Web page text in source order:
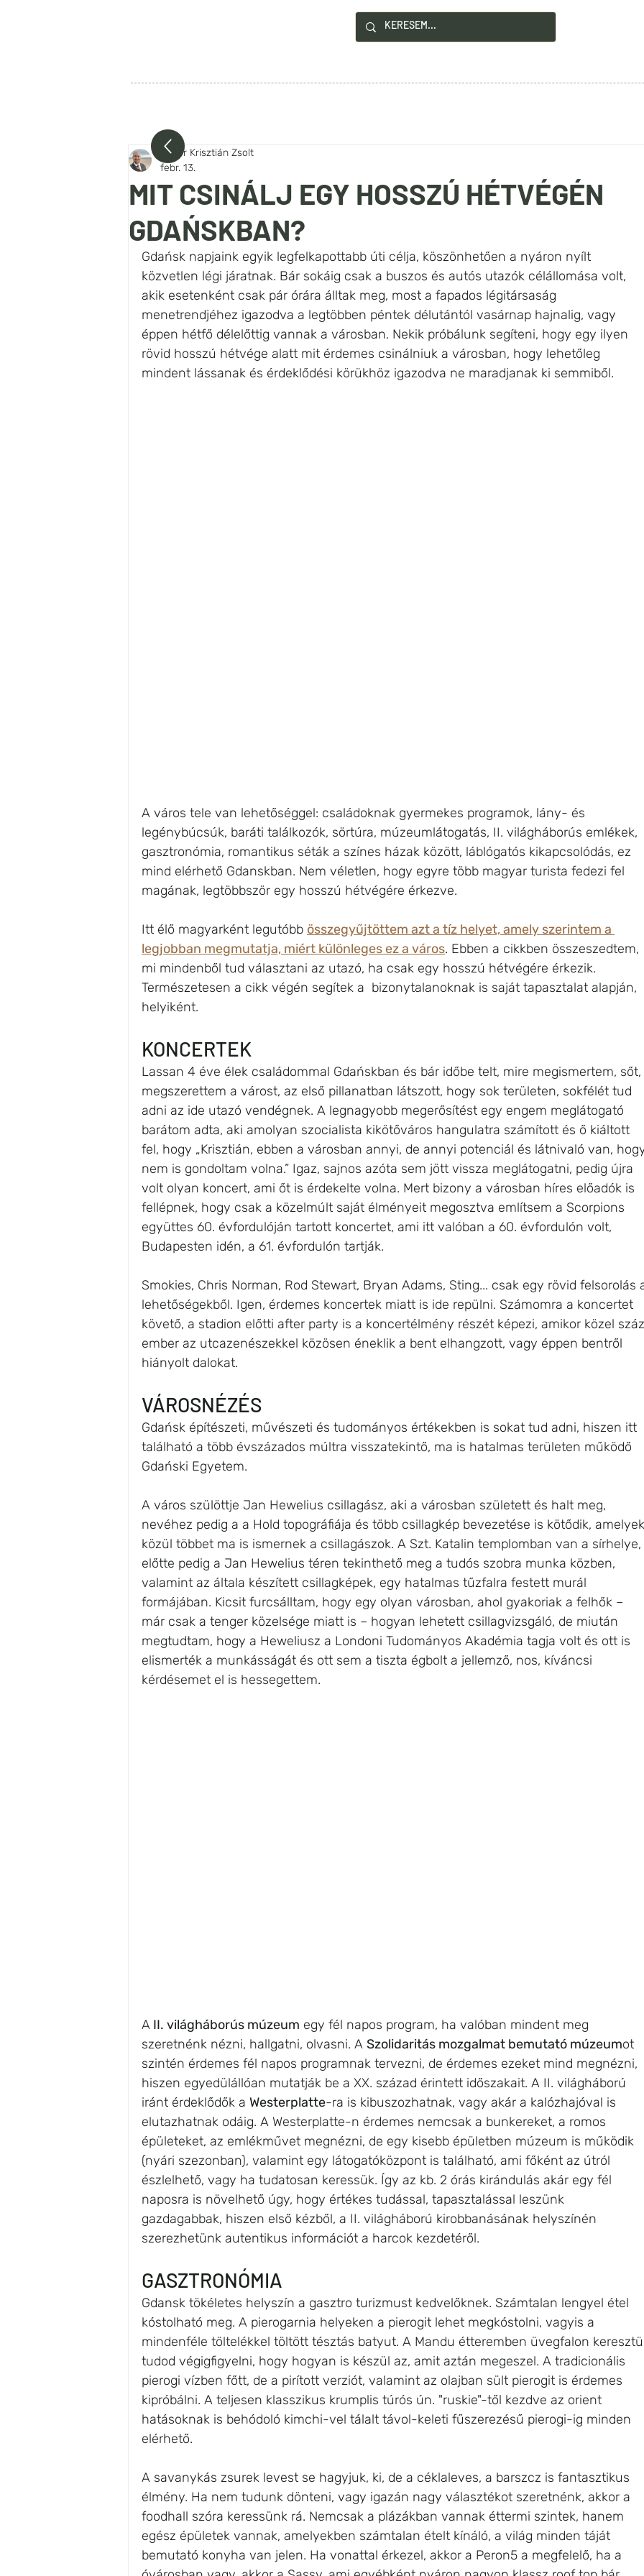
MIT CSINÁLJ EGY HOSSZÚ HÉTVÉGÉN
GDAŃSKBAN?
Fehér Krisztián Zsolt
febr. 13.
Gdańsk napjaink egyik legfelkapottabb úti célja, köszönhetően a nyáron nyílt
közvetlen légi járatnak. Bár sokáig csak a buszos és autós utazók célállomása volt,
akik esetenként csak pár órára álltak meg, most a fapados légitársaság
menetrendjéhez igazodva a legtöbben péntek délutántól vasárnap hajnalig, vagy
éppen hétfő délelőttig vannak a városban. Nekik próbálunk segíteni, hogy egy ilyen
rövid hosszú hétvége alatt mit érdemes csinálniuk a városban, hogy lehetőleg
mindent lássanak és érdeklődési körükhöz igazodva ne maradjanak ki semmiből.
A város tele van lehetőséggel: családoknak gyermekes programok, lány- és
legénybúcsúk, baráti találkozók, sörtúra, múzeumlátogatás, II. világháborús emlékek,
gasztronómia, romantikus séták a színes házak között, láblógatós kikapcsolódás, ez
mind elérhető Gdanskban. Nem véletlen, hogy egyre több magyar turista fedezi fel
magának, legtöbbször egy hosszú hétvégére érkezve.
Itt élő magyarként legutóbb összegyűjtöttem azt a tíz helyet, amely szerintem a
legjobban megmutatja, miért különleges ez a város. Ebben a cikkben összeszedtem,
mi mindenből tud választani az utazó, ha csak egy hosszú hétvégére érkezik.
Természetesen a cikk végén segítek a  bizonytalanoknak is saját tapasztalat alapján,
helyiként.
KONCERTEK
Lassan 4 éve élek családommal Gdańskban és bár időbe telt, mire megismertem, sőt,
megszerettem a várost, az első pillanatban látszott, hogy sok területen, sokfélét tud
adni az ide utazó vendégnek. A legnagyobb megerősítést egy engem meglátogató
barátom adta, aki amolyan szocialista kikötőváros hangulatra számított és ő kiáltott
fel, hogy „Krisztián, ebben a városban annyi, de annyi potenciál és látnivaló van,
nem is gondoltam volna.” Igaz, sajnos azóta sem jött vissza meglátogatni, pedig újra
volt olyan koncert, ami őt is érdekelte volna. Mert bizony a városban híres előadók is
fellépnek, hogy csak a közelmúlt saját élményeit megosztva említsem a Scorpions
együttes 60. évfordulóján tartott koncertet, ami itt valóban a 60. évfordulón volt,
Budapesten idén, a 61. évfordulón tartják.
Smokies, Chris Norman, Rod Stewart, Bryan Adams, Sting... csak egy rövid felsorolás
lehetőségekből. Igen, érdemes koncertek miatt is ide repülni. Számomra a koncertet
követő, a stadion előtti after party is a koncertélmény részét képezi, amikor közel
ember az utcazenészekkel közösen éneklik a bent elhangzott, vagy éppen bentről
hiányolt dalokat.
VÁROSNÉZÉS
Gdańsk építészeti, művészeti és tudományos értékekben is sokat tud adni, hiszen itt
található a több évszázados múltra visszatekintő, ma is hatalmas területen működő
Gdański Egyetem.
A város szülöttje Jan Hewelius csillagász, aki a városban született és halt meg,
nevéhez pedig a a Hold topográfiája és több csillagkép bevezetése is kötődik,
közül többet ma is ismernek a csillagászok. A Szt. Katalin templomban van a sírhelye,
előtte pedig a Jan Hewelius téren tekinthető meg a tudós szobra munka közben,
valamint az általa készített csillagképek, egy hatalmas tűzfalra festett murál
formájában. Kicsit furcsálltam, hogy egy olyan városban, ahol gyakoriak a felhők –
már csak a tenger közelsége miatt is – hogyan lehetett csillagvizsgáló, de miután
megtudtam, hogy a Heweliusz a Londoni Tudományos Akadémia tagja volt és ott is
elismerték a munkásságát és ott sem a tiszta égbolt a jellemző, nos, kíváncsi
kérdésemet el is hessegettem.
A II. világháborús múzeum egy fél napos program, ha valóban mindent meg
szeretnénk nézni, hallgatni, olvasni. A Szolidaritás mozgalmat bemutató múzeumot
szintén érdemes fél napos programnak tervezni, de érdemes ezeket mind megnézni,
hiszen egyedülállóan mutatják be a XX. század érintett időszakait. A II. világháború
iránt érdeklődők a Westerplatte-ra is kibuszozhatnak, vagy akár a kalózhajóval is
elutazhatnak odáig. A Westerplatte-n érdemes nemcsak a bunkereket, a romos
épületeket, az emlékművet megnézni, de egy kisebb épületben múzeum is működik
(nyári szezonban), valamint egy látogatóközpont is található, ami főként az útról
észlelhető, vagy ha tudatosan keressük. Így az kb. 2 órás kirándulás akár egy fél
naposra is növelhető úgy, hogy értékes tudással, tapasztalással leszünk
gazdagabbak, hiszen első kézből, a II. világháború kirobbanásának helyszínén
szerezhetünk autentikus információt a harcok kezdetéről.
GASZTRONÓMIA
Gdansk tökéletes helyszín a gasztro turizmust kedvelőknek. Számtalan lengyel étel
kóstolható meg. A pierogarnia helyeken a pierogit lehet megkóstolni, vagyis a
mindenféle töltelékkel töltött tésztás batyut. A Mandu étteremben üvegfalon
tudod végigfigyelni, hogy hogyan is készül az, amit aztán megeszel. A tradicionális
pierogi vízben főtt, de a pirított verziót, valamint az olajban sült pierogit is érdemes
kipróbálni. A teljesen klasszikus krumplis túrós ún. "ruskie"-től kezdve az orient
hatásoknak is behódoló kimchi-vel tálalt távol-keleti fűszerezésű pierogi-ig minden
elérhető.
A savanykás zsurek levest se hagyjuk, ki, de a céklaleves, a barszcz is fantasztikus
élmény. Ha nem tudunk dönteni, vagy igazán nagy választékot szeretnénk, akkor a
foodhall szóra keressünk rá. Nemcsak a plázákban vannak éttermi szintek, hanem
egész épületek vannak, amelyekben számtalan ételt kínáló, a világ minden táját
bemutató konyha van jelen. Ha vonattal érkezel, akkor a Peron5 a megfelelő, ha a